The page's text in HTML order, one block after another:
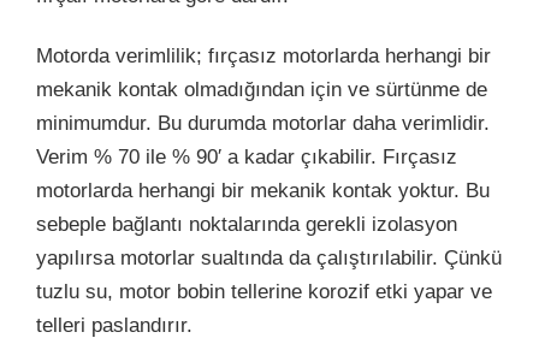
Motorda verimlilik; fırçasız motorlarda herhangi bir
mekanik kontak olmadığından için ve sürtünme de
minimumdur. Bu durumda motorlar daha verimlidir.
Verim % 70 ile % 90′ a kadar çıkabilir. Fırçasız
motorlarda herhangi bir mekanik kontak yoktur. Bu
sebeple bağlantı noktalarında gerekli izolasyon
yapılırsa motorlar sualtında da çalıştırılabilir. Çünkü
tuzlu su, motor bobin tellerine korozif etki yapar ve
telleri paslandırır.